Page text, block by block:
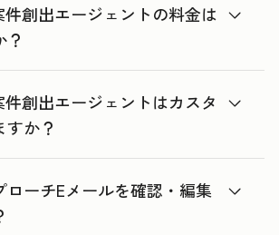
創出エージェントの料金は
？
創出エージェントはカスタ
すか？
ローチEメールを確認・編集